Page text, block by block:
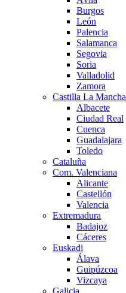
Burgos
León
Palencia
Salamanca
Segovia
Soria
Valladolid
Zamora
Castilla La Mancha
Albacete
Ciudad Real
Cuenca
Guadalajara
Toledo
Cataluña
Com. Valenciana
Alicante
Castellón
Valencia
Extremadura
Badajoz
Cáceres
Euskadi
Álava
Guipúzcoa
Vizcaya
Galicia